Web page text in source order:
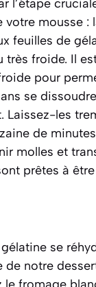
l’étape
votre mousse :
feuilles de
très froide. Il
pour
se dissoudre
Laissez-les
de
molles et
prêtes à
se
de notre